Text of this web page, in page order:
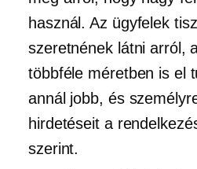
használ. Az ügyfelek
szeretnének látni arról,
többféle méretben is el
annál jobb, és
hirdetéseit a
szerint.